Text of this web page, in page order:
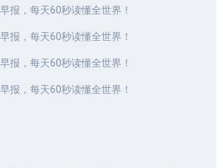
报，每天60秒读懂全世界！
报，每天60秒读懂全世界！
报，每天60秒读懂全世界！
报，每天60秒读懂全世界！